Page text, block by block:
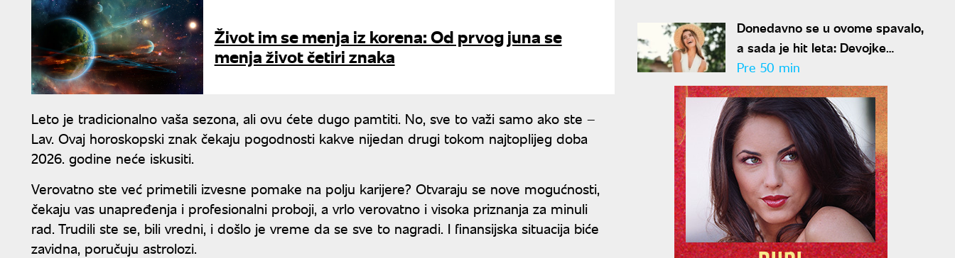
Život im se menja iz korena: Od prvog juna se
menja život četiri znaka
Leto je tradicionalno vaša sezona, ali ovu ćete dugo pamtiti. No, sve to važi samo ako ste –
Lav. Ovaj horoskopski znak čekaju pogodnosti kakve nijedan drugi tokom najtoplijeg doba
2026. godine neće iskusiti.
Verovatno ste već primetili izvesne pomake na polju karijere? Otvaraju se nove mogućnosti,
čekaju vas unapređenja i profesionalni proboji, a vrlo verovatno i visoka priznanja za minuli
rad. Trudili ste se, bili vredni, i došlo je vreme da se sve to nagradi. I finansijska situacija biće
zavidna, poručuju astrolozi.
Donedavno se u ovome spavalo,
a sada je hit leta: Devojke
masovno kupuju komad koji su
nekada krile ispod odeće
Pre 50 min